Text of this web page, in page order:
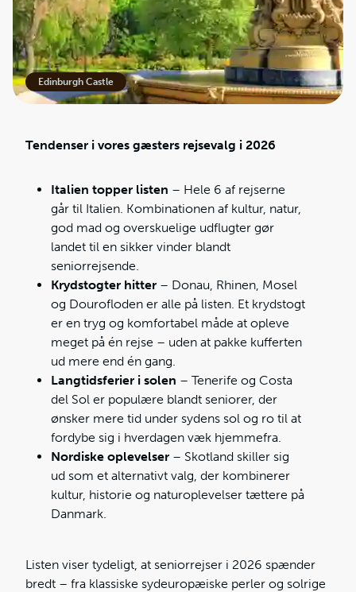
Edinburgh Castle
Tendenser i vores gæsters rejsevalg i 2026
Italien topper listen – Hele 6 af rejserne
går til Italien. Kombinationen af kultur, natur,
god mad og overskuelige udflugter gør
landet til en sikker vinder blandt
seniorrejsende.
Krydstogter hitter – Donau, Rhinen, Mosel
og Dourofloden er alle på listen. Et krydstogt
er en tryg og komfortabel måde at opleve
meget på én rejse – uden at pakke kufferten
ud mere end én gang.
Langtidsferier i solen – Tenerife og Costa
del Sol er populære blandt seniorer, der
ønsker mere tid under sydens sol og ro til at
fordybe sig i hverdagen væk hjemmefra.
Nordiske oplevelser – Skotland skiller sig
ud som et alternativt valg, der kombinerer
kultur, historie og naturoplevelser tættere på
Danmark.
Listen viser tydeligt, at seniorrejser i 2026 spænder
bredt – fra klassiske sydeuropæiske perler og solrige